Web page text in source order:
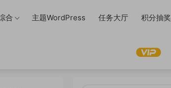
合 主题WordPress 任务大厅 积分抽奖